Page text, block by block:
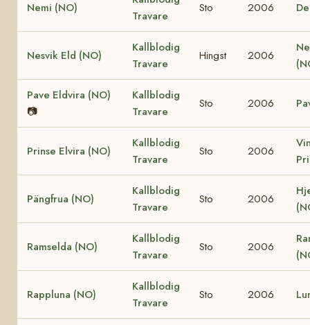
Nemi (NO)
Travare
Sto 2006
Nesvik Eld (NO)
Kallblodig
Travare
Hingst 2006
Pave Eldvira (NO)
📷
Kallblodig
Travare
Sto 2006
Prinse Elvira (NO)
Kallblodig
Travare
Sto 2006
Pängfrua (NO)
Kallblodig
Travare
Sto 2006
Ramselda (NO)
Kallblodig
Travare
Sto 2006
Rappluna (NO)
Kallblodig
Travare
Sto 2006